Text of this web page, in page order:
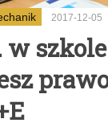
2017-12-05
w szkole